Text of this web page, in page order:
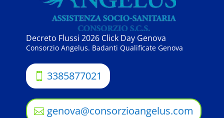
Decreto Flussi 2026 Click Day Genova
Consorzio Angelus. Badanti Qualificate Genova
3385877021
genova@consorzioangelus.com